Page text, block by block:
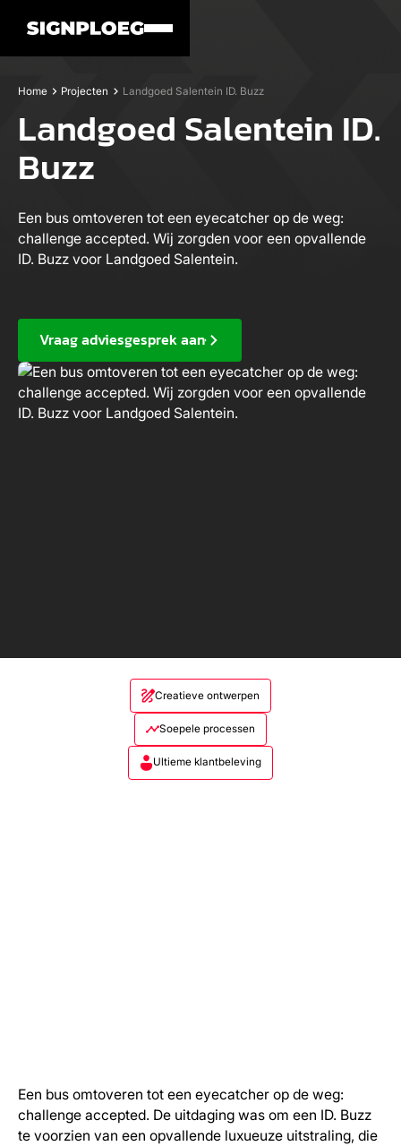
Home Projecten Landgoed Salentein ID. Buzz
Landgoed Salentein ID.
Buzz
Een bus omtoveren tot een eyecatcher op de weg:
challenge accepted. Wij zorgden voor een opvallende
ID. Buzz voor Landgoed Salentein.
Vraag adviesgesprek aan
Creatieve ontwerpen
Soepele processen
Ultieme klantbeleving
Een bus omtoveren tot een eyecatcher op de weg:
challenge accepted. De uitdaging was om een ID. Buzz
te voorzien van een opvallende luxueuze uitstraling, die